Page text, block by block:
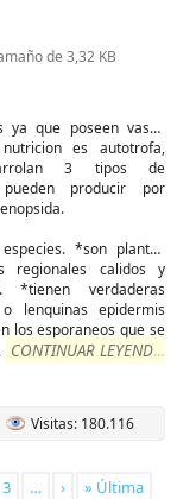
de 3,32 KB
ya que poseen vasos
es autotrofa,
3 tipos de
pueden producir por
*son plantas
regionales calidos y
*tienen verdaderas
lenquinas epidermis
los esporaneos que se
CONTINUAR LEYENDO
Visitas: 180.116
3 … › » Última